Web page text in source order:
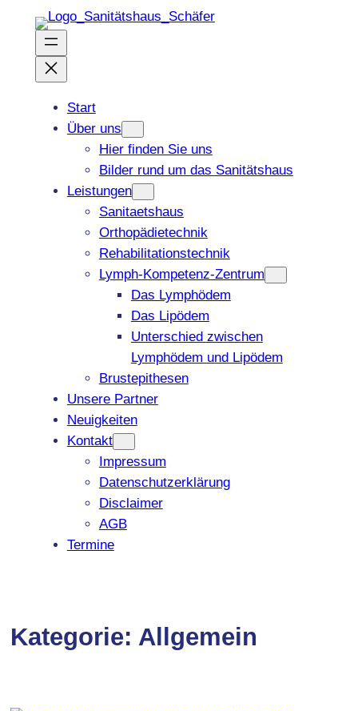
Inhalt
springen
Start
Über uns
Hier finden Sie uns
Bilder rund um das Sanitätshaus
Leistungen
Sanitaetshaus
Orthopädietechnik
Rehabilitationstechnik
Lymph-Kompetenz-Zentrum
Das Lymphödem
Das Lipödem
Unterschied zwischen
Lymphödem und Lipödem
Brustepithesen
Unsere Partner
Neuigkeiten
Kontakt
Impressum
Datenschutzerklärung
Disclaimer
AGB
Termine
Kategorie: Allgemein